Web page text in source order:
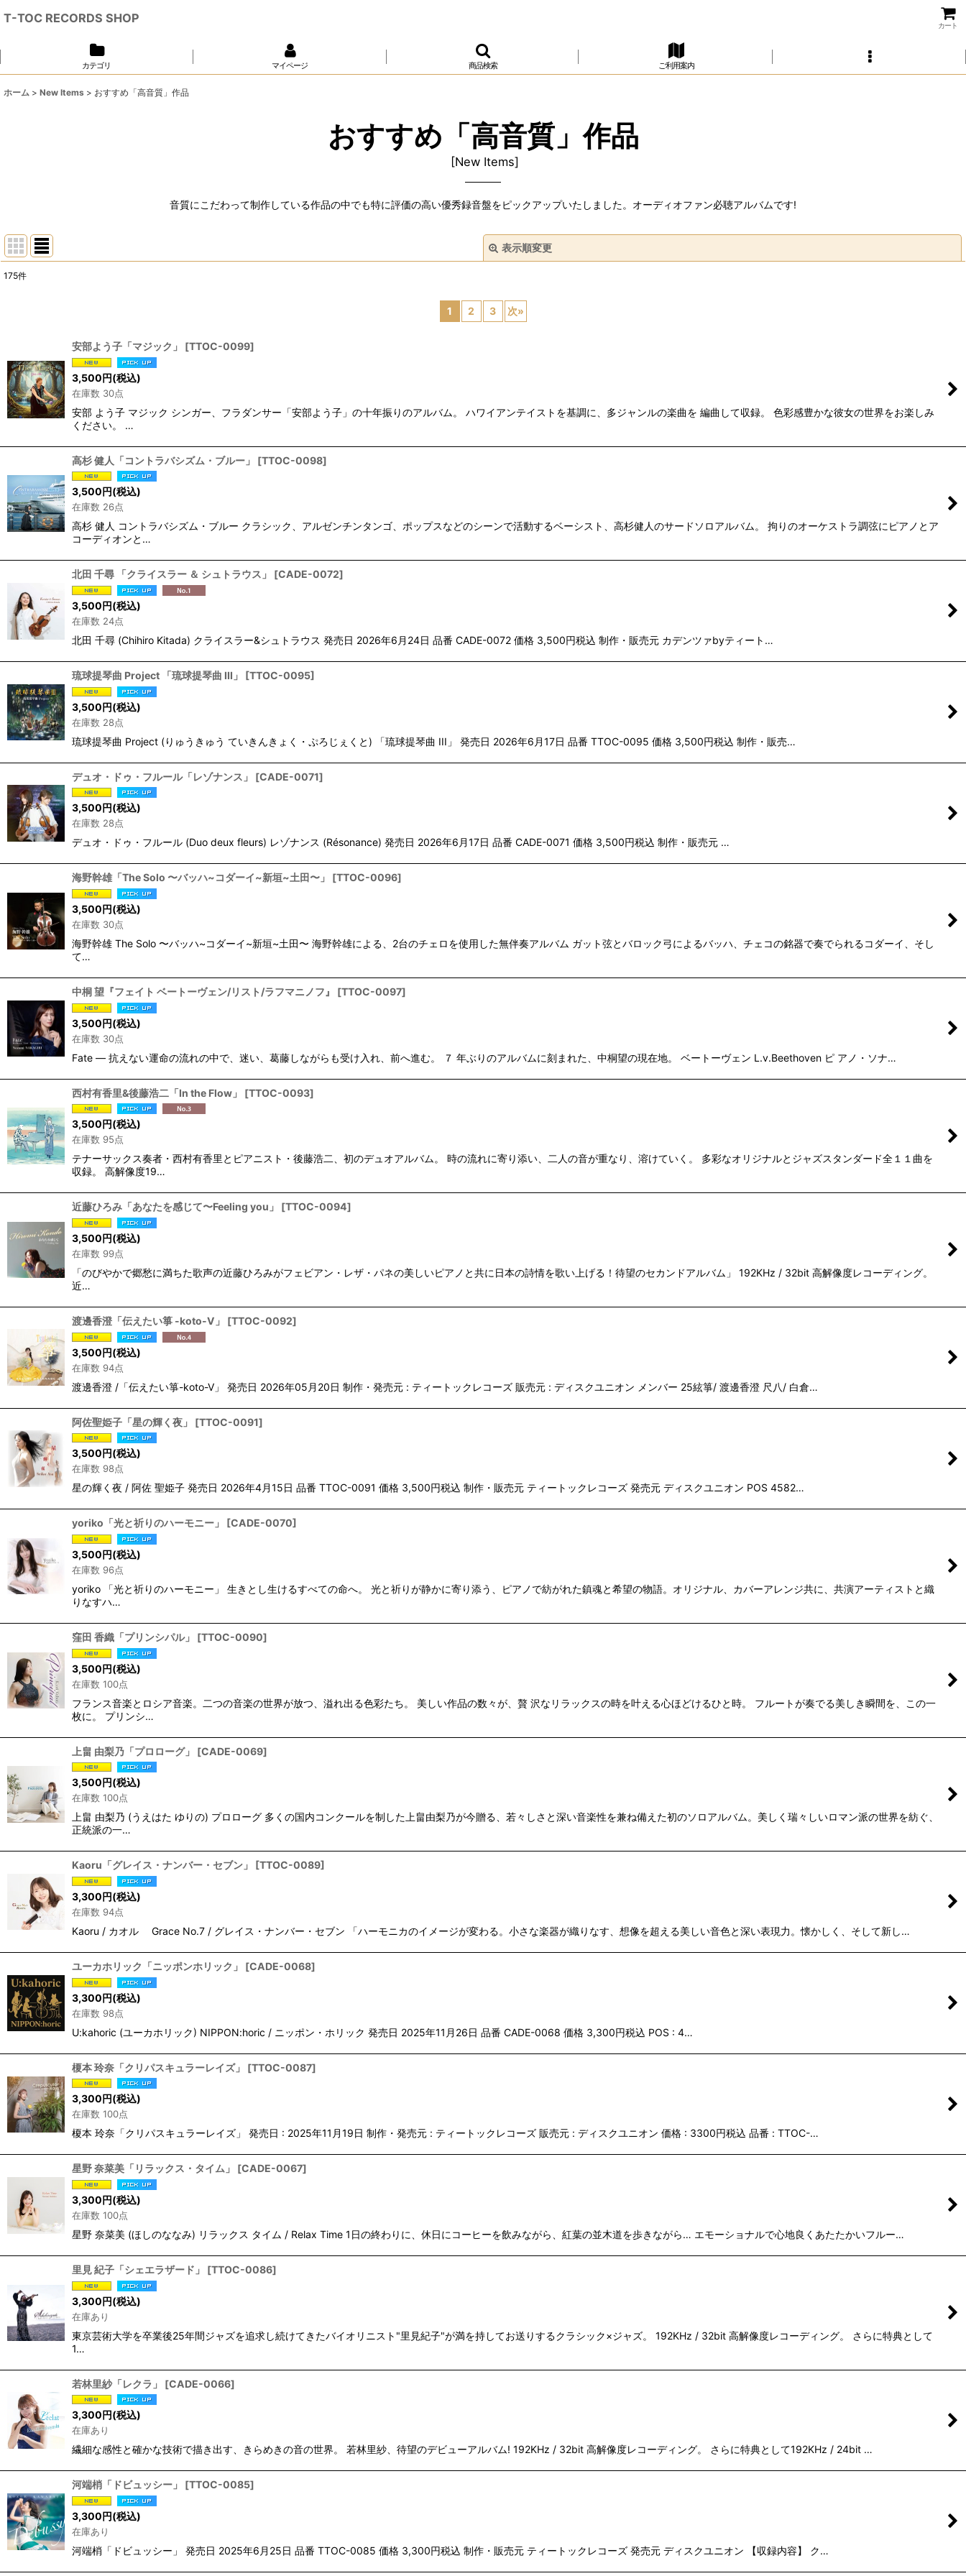
T-TOC RECORDS SHOP
カート
カテゴリ マイページ 商品検索 ご利用案内
ホーム > New Items > おすすめ「高音質」作品
おすすめ「高音質」作品
[New Items]
音質にこだわって制作している作品の中でも特に評価の高い優秀録音盤をピックアップいたしました。オーディオファン必聴アルバムです!
表示順変更
175件
1 2 3 次»
安部よう子「マジック」 [TTOC-0099]
3,500円(税込)
在庫数 30点
安部 よう子 マジック シンガー、フラダンサー「安部よう子」の十年振りのアルバム。 ハワイアンテイストを基調に、多ジャンルの楽曲を 編曲して収録。 色彩感豊かな彼女の世界をお楽しみ
ください。 …
高杉 健人「コントラバシズム・ブルー」 [TTOC-0098]
3,500円(税込)
在庫数 26点
高杉 健人 コントラバシズム・ブルー クラシック、アルゼンチンタンゴ、ポップスなどのシーンで活動するベーシスト、高杉健人のサードソロアルバム。 拘りのオーケストラ調弦にピアノとア
コーディオンと…
北田 千尋 「クライスラー ＆ シュトラウス」 [CADE-0072]
3,500円(税込)
在庫数 24点
北田 千尋 (Chihiro Kitada) クライスラー&シュトラウス 発売日 2026年6月24日 品番 CADE-0072 価格 3,500円税込 制作・販売元 カデンツァbyティート…
琉球提琴曲 Project 「琉球提琴曲 III」 [TTOC-0095]
3,500円(税込)
在庫数 28点
琉球提琴曲 Project (りゅうきゅう ていきんきょく・ぷろじぇくと) 「琉球提琴曲 III」 発売日 2026年6月17日 品番 TTOC-0095 価格 3,500円税込 制作・販売…
デュオ・ドゥ・フルール「レゾナンス」 [CADE-0071]
3,500円(税込)
在庫数 28点
デュオ・ドゥ・フルール (Duo deux fleurs) レゾナンス (Résonance) 発売日 2026年6月17日 品番 CADE-0071 価格 3,500円税込 制作・販売元 …
海野幹雄「The Solo 〜バッハ~コダーイ~新垣~土田〜」 [TTOC-0096]
3,500円(税込)
在庫数 30点
海野幹雄 The Solo 〜バッハ~コダーイ~新垣~土田〜 海野幹雄による、2台のチェロを使用した無伴奏アルバム ガット弦とバロック弓によるバッハ、チェコの銘器で奏でられるコダーイ、そし
て…
中桐 望『フェイト ベートーヴェン/リスト/ラフマニノフ』 [TTOC-0097]
3,500円(税込)
在庫数 30点
Fate — 抗えない運命の流れの中で、迷い、葛藤しながらも受け入れ、前へ進む。 ７ 年ぶりのアルバムに刻まれた、中桐望の現在地。 ベートーヴェン L.v.Beethoven ピ アノ・ソナ…
西村有香里&後藤浩二「In the Flow」 [TTOC-0093]
3,500円(税込)
在庫数 95点
テナーサックス奏者・西村有香里とピアニスト・後藤浩二、初のデュオアルバム。 時の流れに寄り添い、二人の音が重なり、溶けていく。 多彩なオリジナルとジャズスタンダード全１１曲を
収録。 高解像度19…
近藤ひろみ「あなたを感じて〜Feeling you」 [TTOC-0094]
3,500円(税込)
在庫数 99点
「のびやかで郷愁に満ちた歌声の近藤ひろみがフェビアン・レザ・パネの美しいピアノと共に日本の詩情を歌い上げる！待望のセカンドアルバム」 192KHz / 32bit 高解像度レコーディング。
近…
渡邊香澄「伝えたい箏 -koto-V」 [TTOC-0092]
3,500円(税込)
在庫数 94点
渡邊香澄 /「伝えたい箏-koto-V」 発売日 2026年05月20日 制作・発売元 : ティートックレコーズ 販売元 : ディスクユニオン メンバー 25絃箏/ 渡邊香澄 尺八/ 白倉…
阿佐聖姫子「星の輝く夜」 [TTOC-0091]
3,500円(税込)
在庫数 98点
星の輝く夜 / 阿佐 聖姫子 発売日 2026年4月15日 品番 TTOC-0091 価格 3,500円税込 制作・販売元 ティートックレコーズ 発売元 ディスクユニオン POS 4582…
yoriko「光と祈りのハーモニー」 [CADE-0070]
3,500円(税込)
在庫数 96点
yoriko 「光と祈りのハーモニー」 生きとし生けるすべての命へ。 光と祈りが静かに寄り添う、ピアノで紡がれた鎮魂と希望の物語。オリジナル、カバーアレンジ共に、共演アーティストと織
りなすハ…
窪田 香織「プリンシパル」 [TTOC-0090]
3,500円(税込)
在庫数 100点
フランス音楽とロシア音楽。二つの音楽の世界が放つ、溢れ出る色彩たち。 美しい作品の数々が、贅 沢なリラックスの時を叶える心ほどけるひと時。 フルートが奏でる美しき瞬間を、この一
枚に。 プリンシ…
上畠 由梨乃「プロローグ」 [CADE-0069]
3,500円(税込)
在庫数 100点
上畠 由梨乃 (うえはた ゆりの) プロローグ 多くの国内コンクールを制した上畠由梨乃が今贈る、若々しさと深い音楽性を兼ね備えた初のソロアルバム。美しく瑞々しいロマン派の世界を紡ぐ、
正統派の一…
Kaoru「グレイス・ナンバー・セブン」 [TTOC-0089]
3,300円(税込)
在庫数 94点
Kaoru / カオル Grace No.7 / グレイス・ナンバー・セブン 「ハーモニカのイメージが変わる。小さな楽器が織りなす、想像を超える美しい音色と深い表現力。懐かしく、そして新し…
ユーカホリック「ニッポンホリック」 [CADE-0068]
3,300円(税込)
在庫数 98点
U:kahoric (ユーカホリック) NIPPON:horic / ニッポン・ホリック 発売日 2025年11月26日 品番 CADE-0068 価格 3,300円税込 POS : 4…
榎本 玲奈「クリパスキュラーレイズ」 [TTOC-0087]
3,300円(税込)
在庫数 100点
榎本 玲奈「クリパスキュラーレイズ」 発売日 : 2025年11月19日 制作・発売元 : ティートックレコーズ 販売元 : ディスクユニオン 価格 : 3300円税込 品番 : TTOC-…
星野 奈菜美「リラックス・タイム」 [CADE-0067]
3,300円(税込)
在庫数 100点
星野 奈菜美 (ほしのななみ) リラックス タイム / Relax Time 1日の終わりに、休日にコーヒーを飲みながら、紅葉の並木道を歩きながら… エモーショナルで心地良くあたたかいフルー…
里見 紀子「シェエラザード」 [TTOC-0086]
3,300円(税込)
在庫あり
東京芸術大学を卒業後25年間ジャズを追求し続けてきたバイオリニスト"里見紀子"が満を持してお送りするクラシック×ジャズ。 192KHz / 32bit 高解像度レコーディング。 さらに特典として
1…
若林里紗「レクラ」 [CADE-0066]
3,300円(税込)
在庫あり
繊細な感性と確かな技術で描き出す、きらめきの音の世界。 若林里紗、待望のデビューアルバム! 192KHz / 32bit 高解像度レコーディング。 さらに特典として192KHz / 24bit …
河端梢「ドビュッシー」 [TTOC-0085]
3,300円(税込)
在庫あり
河端梢「ドビュッシー」 発売日 2025年6月25日 品番 TTOC-0085 価格 3,300円税込 制作・販売元 ティートックレコーズ 発売元 ディスクユニオン 【収録内容】 ク…